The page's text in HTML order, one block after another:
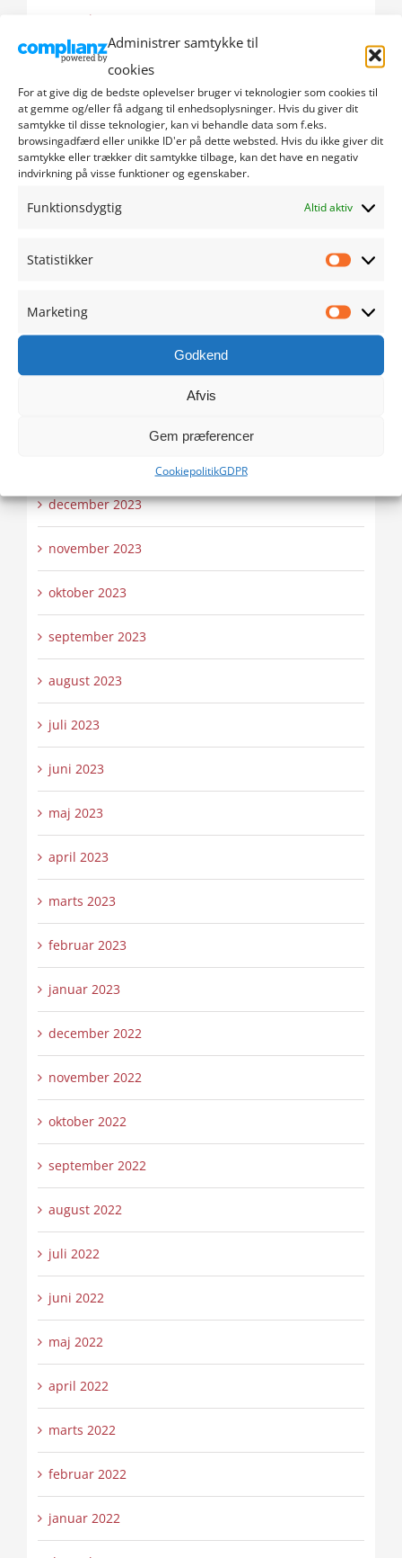
Administrer samtykke til
cookies
For at give dig de bedste oplevelser bruger vi teknologier som cookies til
at gemme og/eller få adgang til enhedsoplysninger. Hvis du giver dit
samtykke til disse teknologier, kan vi behandle data som f.eks.
browsingadfærd eller unikke ID'er på dette websted. Hvis du ikke giver dit
samtykke eller trækker dit samtykke tilbage, kan det have en negativ
indvirkning på visse funktioner og egenskaber.
Funktionsdygtig Altid aktiv
Statistikker
Marketing
Godkend
Afvis
Gem præferencer
CookiepolitikGDPR
november 2024
oktober 2024
september 2024
august 2024
marts 2024
december 2023
november 2023
oktober 2023
september 2023
august 2023
juli 2023
juni 2023
maj 2023
april 2023
marts 2023
februar 2023
januar 2023
december 2022
november 2022
oktober 2022
september 2022
august 2022
juli 2022
juni 2022
maj 2022
april 2022
marts 2022
februar 2022
januar 2022